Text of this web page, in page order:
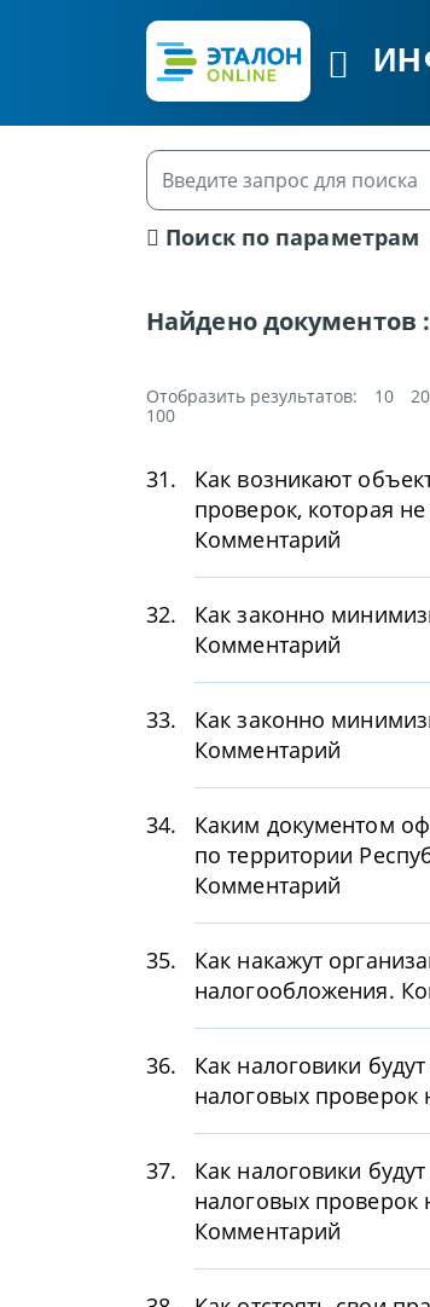
Поиск по параметрам
Найдено документов :
Отобразить результатов: 10 20
100
31.
Как возникают
проверок, которая
Комментарий
32.
Как законно
Комментарий
33.
Как законно
Комментарий
34.
Каким документом
по территории
Комментарий
35.
Как накажут
налогообложения.
36.
Как налоговики
налоговых проверок
37.
Как налоговики
налоговых проверок
Комментарий